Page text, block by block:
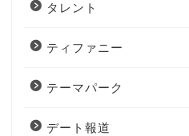
タレント
ティファニー
テーマパーク
デート報道